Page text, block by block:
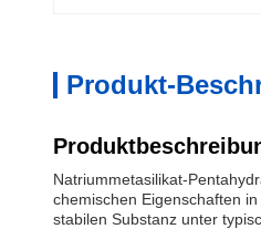
Produkt-
Natriummetasilikat-
chemischen Eigenschaften
stabilen Substanz unter